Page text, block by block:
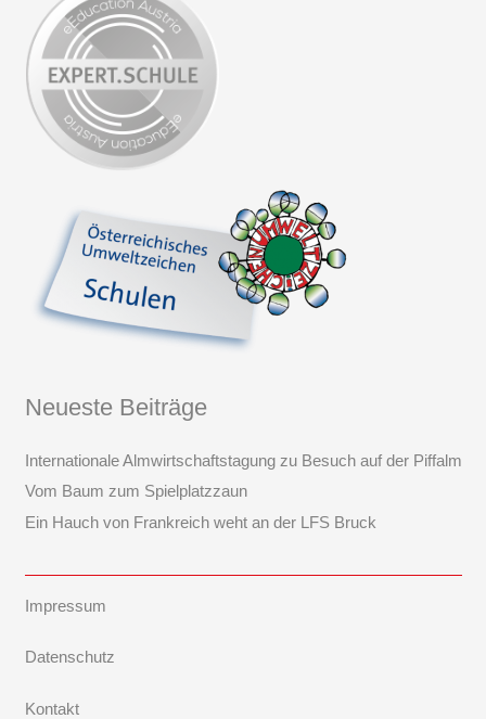
Neueste Beiträge
Internationale Almwirtschaftstagung zu Besuch auf der Piffalm
Vom Baum zum Spielplatzzaun
Ein Hauch von Frankreich weht an der LFS Bruck
Impressum
Datenschutz
Kontakt